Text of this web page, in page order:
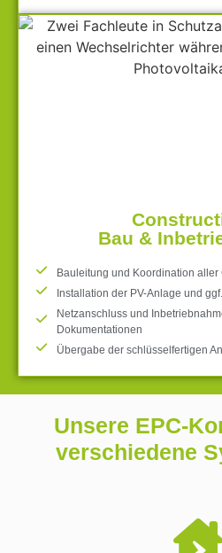
Bau &
Bauleitung und Koordination aller
Installation der PV-Anlage und
Netzanschluss und
Dokumentationen
Übergabe der schlüsselfertigen
Unsere EPC-
verschiedene